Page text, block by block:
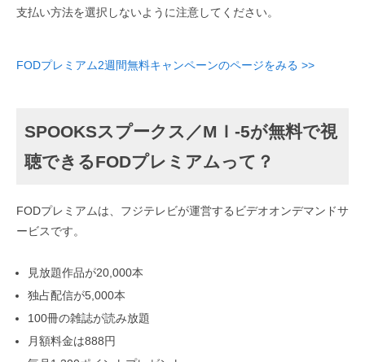
支払い方法を選択しないように注意してください。
FODプレミアム2週間無料キャンペーンのページをみる >>
SPOOKSスプークス／MＩ-5が無料で視
聴できるFODプレミアムって？
FODプレミアムは、フジテレビが運営するビデオオンデマンドサ
ービスです。
見放題作品が20,000本
独占配信が5,000本
100冊の雑誌が読み放題
月額料金は888円